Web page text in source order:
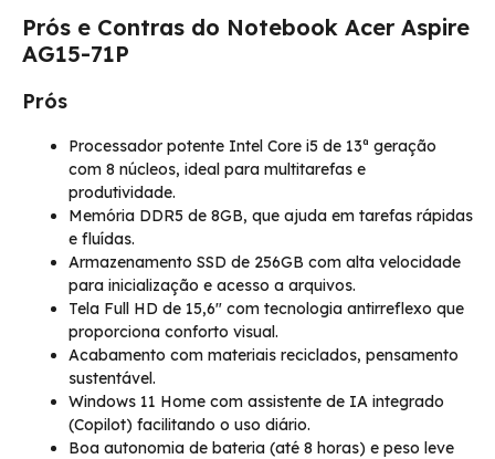
Prós e Contras do Notebook Acer Aspire
AG15-71P
Prós
Processador potente Intel Core i5 de 13ª geração
com 8 núcleos, ideal para multitarefas e
produtividade.
Memória DDR5 de 8GB, que ajuda em tarefas rápidas
e fluídas.
Armazenamento SSD de 256GB com alta velocidade
para inicialização e acesso a arquivos.
Tela Full HD de 15,6″ com tecnologia antirreflexo que
proporciona conforto visual.
Acabamento com materiais reciclados, pensamento
sustentável.
Windows 11 Home com assistente de IA integrado
(Copilot) facilitando o uso diário.
Boa autonomia de bateria (até 8 horas) e peso leve